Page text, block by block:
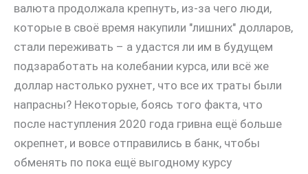
валюта продолжала крепнуть, из-за чего люди,
которые в своё время накупили "лишних" долларов,
стали переживать – а удастся ли им в будущем
подзаработать на колебании курса, или всё же
доллар настолько рухнет, что все их траты были
напрасны? Некоторые, боясь того факта, что
после наступления 2020 года гривна ещё больше
окрепнет, и вовсе отправились в банк, чтобы
обменять по пока ещё выгодному курсу